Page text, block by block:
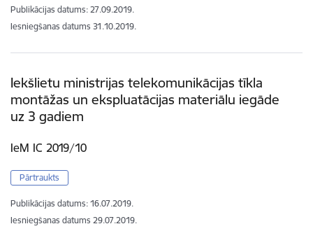
Publikācijas datums: 27.09.2019.
Iesniegšanas datums 31.10.2019.
Iekšlietu ministrijas telekomunikācijas tīkla
montāžas un ekspluatācijas materiālu iegāde
uz 3 gadiem
IeM IC 2019/10
Pārtraukts
Publikācijas datums: 16.07.2019.
Iesniegšanas datums 29.07.2019.